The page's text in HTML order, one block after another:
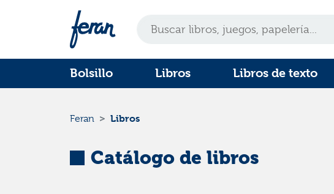
Bolsillo Libros Libros de texto
Feran Libros
Catálogo de libros